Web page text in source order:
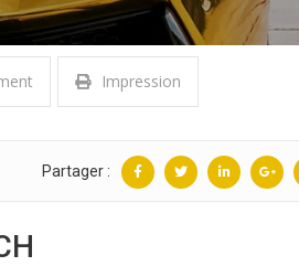
Impression
Partager :